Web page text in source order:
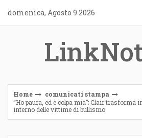
content
domenica, Agosto 9 2026
Home
comunicati stampa
“Ho paura, ed è colpa mia”: Clair
interno delle vittime di bullismo